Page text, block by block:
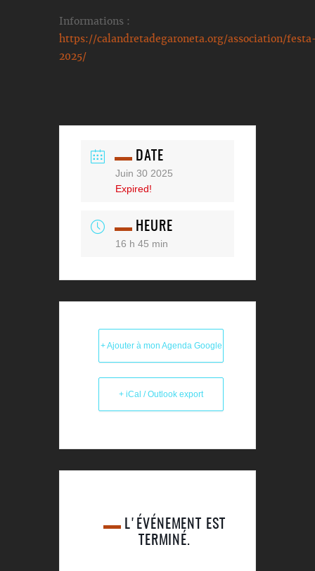
Informations :
https://calandretadegaroneta.org/association/
2025/
DATE
Juin 30 2025
Expired!
HEURE
16 h 45 min
+ Ajouter à mon Agenda Google
+ iCal / Outlook export
L'ÉVÉNEMENT EST
TERMINÉ.